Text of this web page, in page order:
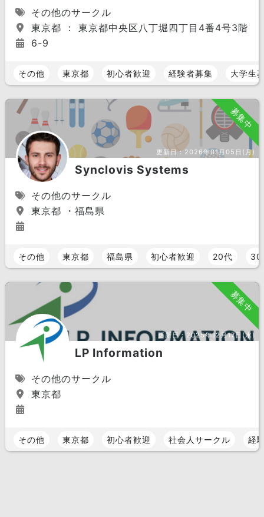
その他のサークル
東京都 ： 東京都中央区八丁堀四丁目4番4号3階
6-9
その他 東京都 初心者歓迎 経験者募集 大学生
募集中
更新日： 2026年01月05日(月)
Synclovis Systems
その他のサークル
東京都 ・福島県
その他 東京都 福島県 初心者歓迎 20代 30
募集中
更新日：2025年12月17日(水)
LP Information
その他のサークル
東京都
その他 東京都 初心者歓迎 社会人サークル 経